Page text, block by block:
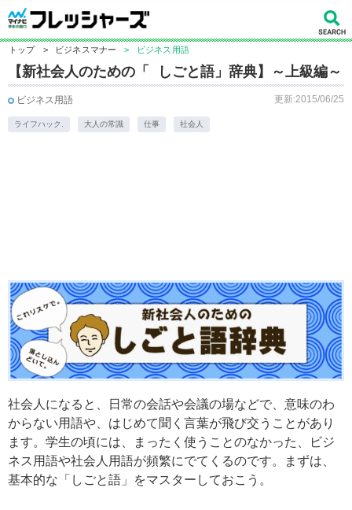
トップ > ビジネスマナー > ビジネス用語
【新社会人のための「 しごと語」辞典】～上級編～
ビジネス用語 更新:2015/06/25
ライフハック. 大人の常識 仕事 社会人
社会人になると、日常の会話や会議の場などで、意味のわ
からない用語や、はじめて聞く言葉が飛び交うことがあり
ます。学生の頃には、まったく使うことのなかった、ビジ
ネス用語や社会人用語が頻繁にでてくるのです。まずは、
基本的な「しごと語」をマスターしておこう。